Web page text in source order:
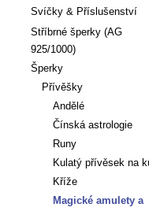
Svíčky & Příslušenství
Stříbrné šperky (AG
925/1000)
Šperky
Přívěšky
Andělé
Čínská astrologie
Runy
Kulatý přívěsek na
Kříže
Magické amulety a